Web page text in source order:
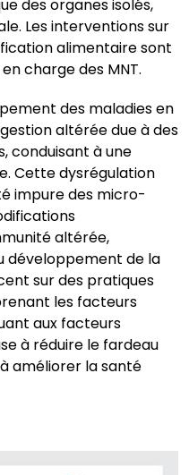
des organes isolés,
Les interventions sur
alimentaire sont
charge des MNT.
des maladies en
altérée due à des
conduisant à une
Cette dysrégulation
impure des micro-
altérée,
développement de la
sur des pratiques
les facteurs
aux facteurs
à réduire le fardeau
améliorer la santé